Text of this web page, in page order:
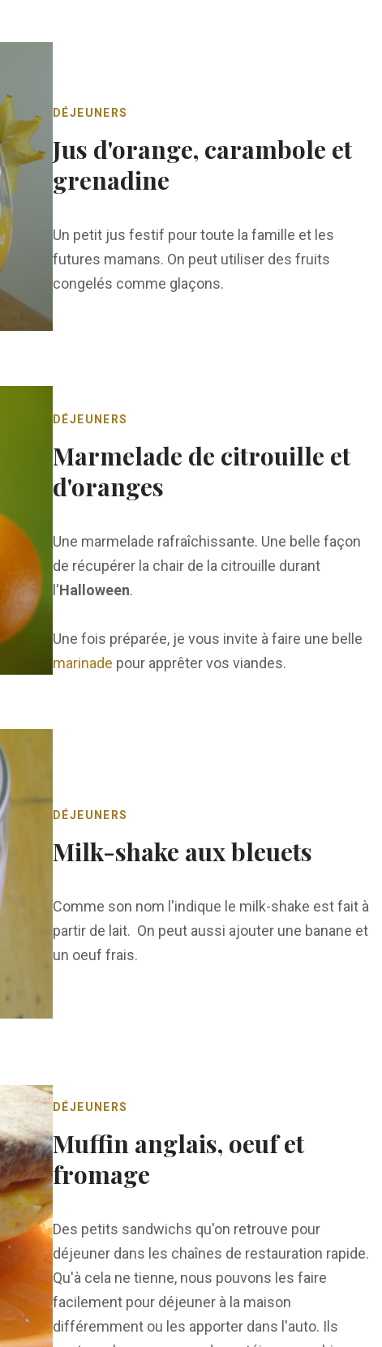
DÉJEUNERS
Jus d'orange, carambole et
grenadine
Un petit jus festif pour toute la famille et les
futures mamans. On peut utiliser des fruits
congelés comme glaçons.
DÉJEUNERS
Marmelade de citrouille et
d'oranges
Une marmelade rafraîchissante. Une belle façon
de récupérer la chair de la citrouille durant
l'Halloween.
Une fois préparée, je vous invite à faire une belle
marinade pour apprêter vos viandes.
DÉJEUNERS
Milk-shake aux bleuets
Comme son nom l'indique le milk-shake est fait à
partir de lait. On peut aussi ajouter une banane et
un oeuf frais.
DÉJEUNERS
Muffin anglais, oeuf et
fromage
Des petits sandwichs qu'on retrouve pour
déjeuner dans les chaînes de restauration rapide.
Qu'à cela ne tienne, nous pouvons les faire
facilement pour déjeuner à la maison
différemment ou les apporter dans l'auto. Ils